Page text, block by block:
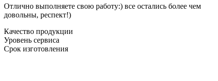
Отлично выполняете свою работу:) все остались более чем
довольны, респект!)
Качество продукции
Уровень сервиса
Срок изготовления